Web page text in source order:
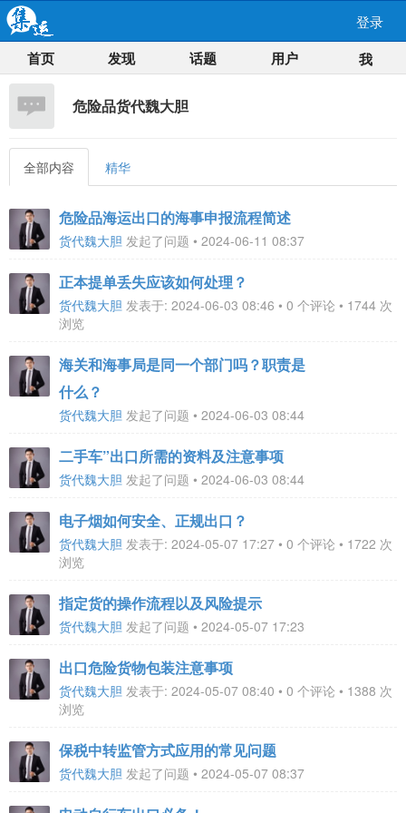
登录
首页 发现 话题 用户 我
危险品货代魏大胆
全部内容 精华
危险品海运出口的海事申报流程简述
货代魏大胆 发起了问题 • 2024-06-11 08:37
正本提单丢失应该如何处理？
货代魏大胆 发表于: 2024-06-03 08:46 • 0 个评论 • 1744 次
浏览
海关和海事局是同一个部门吗？职责是
什么？
货代魏大胆 发起了问题 • 2024-06-03 08:44
二手车”出口所需的资料及注意事项
货代魏大胆 发起了问题 • 2024-06-03 08:44
电子烟如何安全、正规出口？
货代魏大胆 发表于: 2024-05-07 17:27 • 0 个评论 • 1722 次
浏览
指定货的操作流程以及风险提示
货代魏大胆 发起了问题 • 2024-05-07 17:23
出口危险货物包装注意事项
货代魏大胆 发表于: 2024-05-07 08:40 • 0 个评论 • 1388 次
浏览
保税中转监管方式应用的常见问题
货代魏大胆 发起了问题 • 2024-05-07 08:37